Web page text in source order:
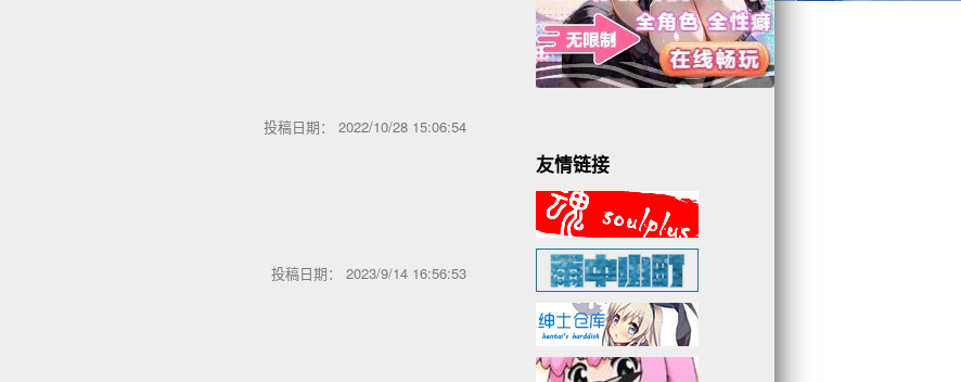
投稿日期： 2022/10/28 15:06:54
投稿日期： 2023/9/14 16:56:53
友情链接